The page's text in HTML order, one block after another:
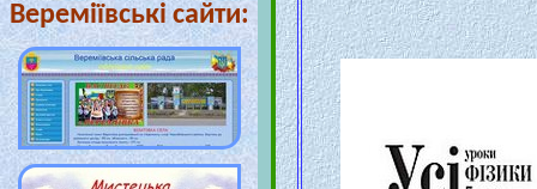
Вереміївські сайти: